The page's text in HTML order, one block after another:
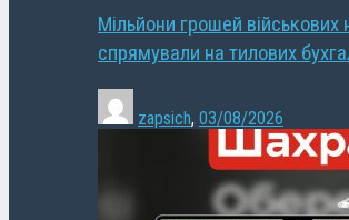
Мільйони грошей військових
спрямували на тилових
zapsich, 03/08/2026